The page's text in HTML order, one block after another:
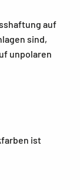
auf
sind,
unpolaren
ist